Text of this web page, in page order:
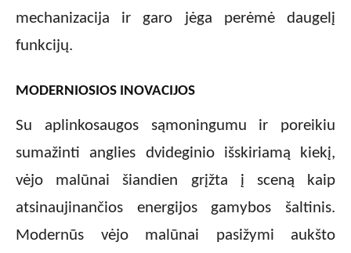
mechanizacija ir garo jėga perėmė daugelį
funkcijų.
MODERNIOSIOS INOVACIJOS
Su aplinkosaugos sąmoningumu ir poreikiu
sumažinti anglies dvideginio išskiriamą kiekį,
vėjo malūnai šiandien grįžta į sceną kaip
atsinaujinančios energijos gamybos šaltinis.
Modernūs vėjo malūnai pasižymi aukšto